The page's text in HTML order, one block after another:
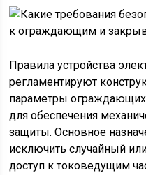
Правила устройства
регламентируют
параметры
для обеспечения
защиты. Основное
исключить случайный
доступ к токоведущим